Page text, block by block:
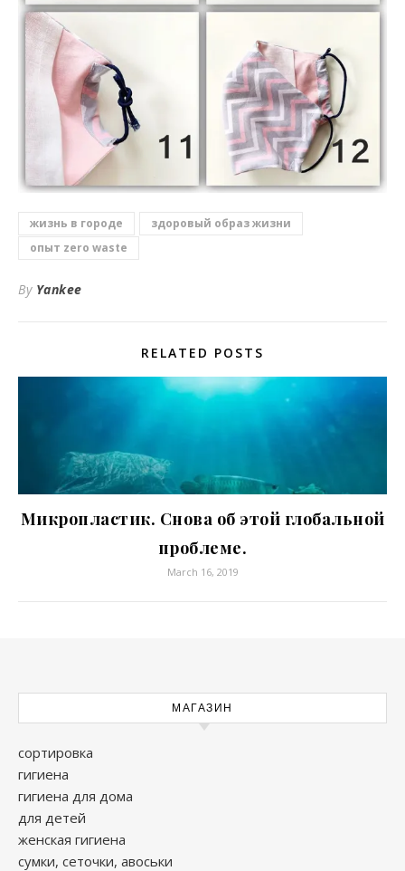
жизнь в городе
здоровый образ жизни
опыт zero waste
By Yankee
RELATED POSTS
Микропластик. Снова об этой глобальной
проблеме.
March 16, 2019
МАГАЗИН
сортировка
гигиена
гигиена для дома
для детей
женская гигиена
сумки, сеточки, авоськи